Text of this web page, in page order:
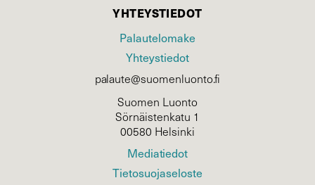
YHTEYSTIEDOT
Palautelomake
Yhteystiedot
palaute@suomenluonto.fi
Suomen Luonto
Sörnäistenkatu 1
00580 Helsinki
Mediatiedot
Tietosuojaseloste